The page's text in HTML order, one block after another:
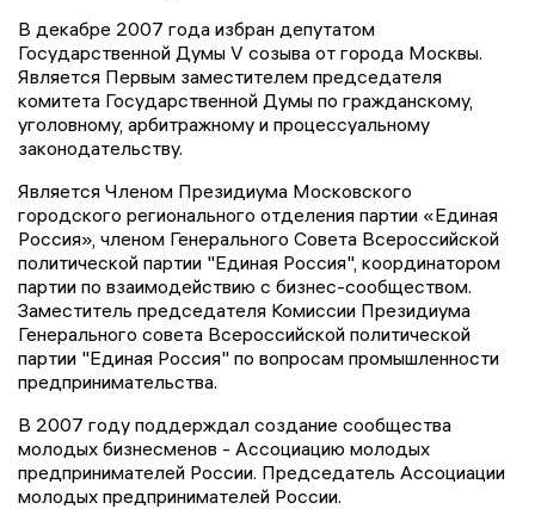
В декабре 2007 года избран депутатом
Государственной Думы V созыва от города Москвы.
Является Первым заместителем председателя
комитета Государственной Думы по гражданскому,
уголовному, арбитражному и процессуальному
законодательству.
Является Членом Президиума Московского
городского регионального отделения партии «Единая
Россия», членом Генерального Совета Всероссийской
политической партии "Единая Россия", координатором
партии по взаимодействию с бизнес-сообществом.
Заместитель председателя Комиссии Президиума
Генерального совета Всероссийской политической
партии "Единая Россия" по вопросам промышленности
предпринимательства.
В 2007 году поддерждал создание сообщества
молодых бизнесменов - Ассоциацию молодых
предпринимателей России. Председатель Ассоциации
молодых предпринимателей России.